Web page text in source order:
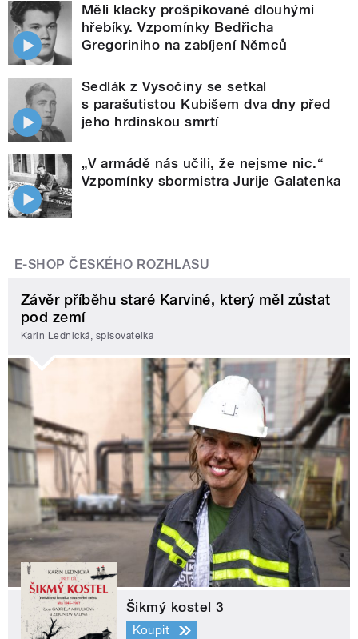
Měli klacky prošpikované dlouhými
hřebíky. Vzpomínky Bedřicha
Gregoriniho na zabíjení Němců
Sedlák z Vysočiny se setkal
s parašutistou Kubišem dva dny před
jeho hrdinskou smrtí
„V armádě nás učili, že nejsme nic.“
Vzpomínky sbormistra Jurije Galatenka
E-SHOP ČESKÉHO ROZHLASU
Závěr příběhu staré Karviné, který měl zůstat
pod zemí
Karin Lednická, spisovatelka
Šikmý kostel 3
Koupit